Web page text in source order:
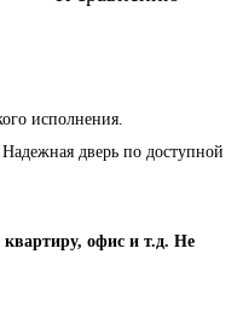
исполнения.
дверь по доступной
квартиру, офис и т.д. Не